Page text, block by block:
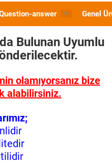
answer 0 Genel
Bulunan Uyumlu
olamıyorsanız bize
alabilirsiniz.